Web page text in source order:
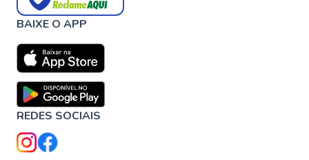
BAIXE O APP
REDES SOCIAIS